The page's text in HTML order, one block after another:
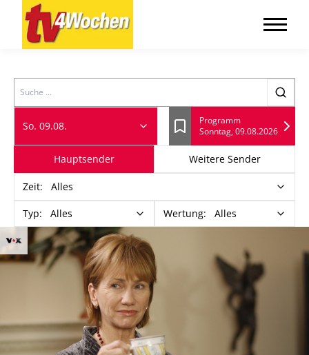
Search
So. 09.08. Lesezeichen
Programm
Sonntag, 09.08.2026
Hauptsender Weitere Sender
Zeit: Alles
Typ: Alles Wertung: Alles